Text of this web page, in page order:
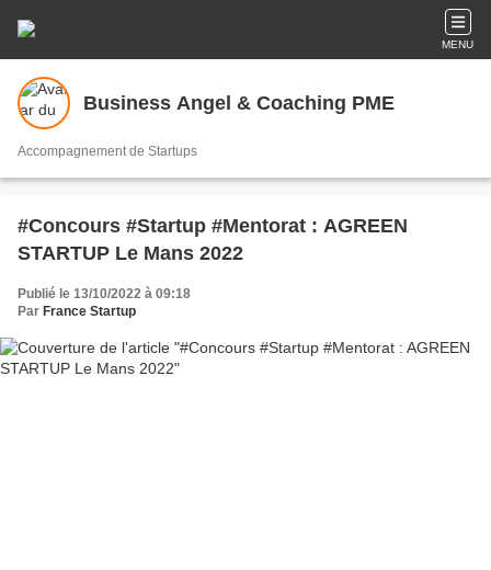
MENU
Business Angel & Coaching PME
Accompagnement de Startups
#Concours #Startup #Mentorat : AGREEN
STARTUP Le Mans 2022
Publié le 13/10/2022 à 09:18
Par France Startup